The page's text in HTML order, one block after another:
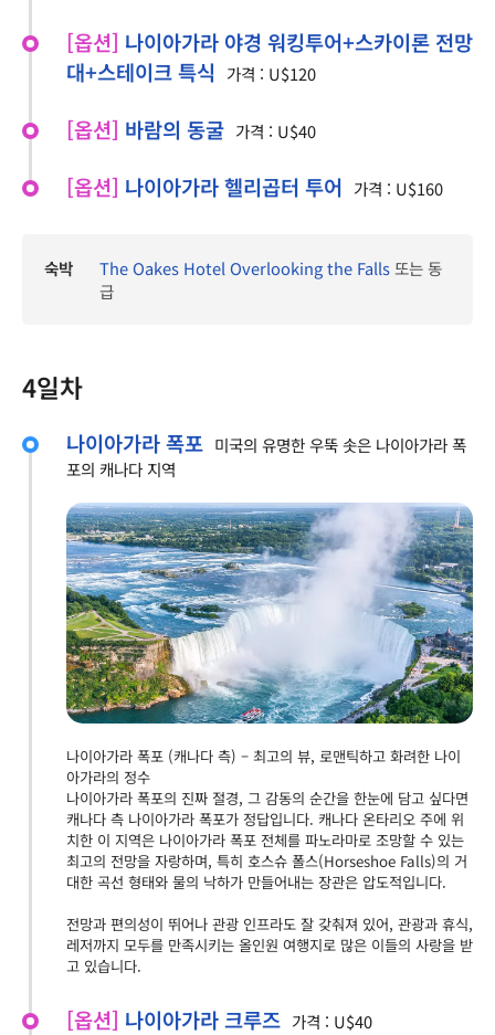
[옵션] 나이아가라 야경 워킹투어+스카이론 전망
대+스테이크 특식
가격 : U$120
[옵션] 바람의 동굴 가격 : U$40
[옵션] 나이아가라 헬리곱터 투어 가격 : U$160
숙박 The Oakes Hotel Overlooking the Falls또는 동
급
4일차
나이아가라 폭포 미국의 유명한 우뚝 솟은 나이아가라 폭
포의 캐나다 지역
나이아가라 폭포 (캐나다 측) – 최고의 뷰, 로맨틱하고 화려한 나이
아가라의 정수
나이아가라 폭포의 진짜 절경, 그 감동의 순간을 한눈에 담고 싶다면
캐나다 측 나이아가라 폭포가 정답입니다. 캐나다 온타리오 주에 위
치한 이 지역은 나이아가라 폭포 전체를 파노라마로 조망할 수 있는
최고의 전망을 자랑하며, 특히 호스슈 폴스(Horseshoe Falls)의 거
대한 곡선 형태와 물의 낙하가 만들어내는 장관은 압도적입니다.
전망과 편의성이 뛰어나 관광 인프라도 잘 갖춰져 있어, 관광과 휴식,
레저까지 모두를 만족시키는 올인원 여행지로 많은 이들의 사랑을 받
고 있습니다.
[옵션] 나이아가라 크루즈 가격 : U$40